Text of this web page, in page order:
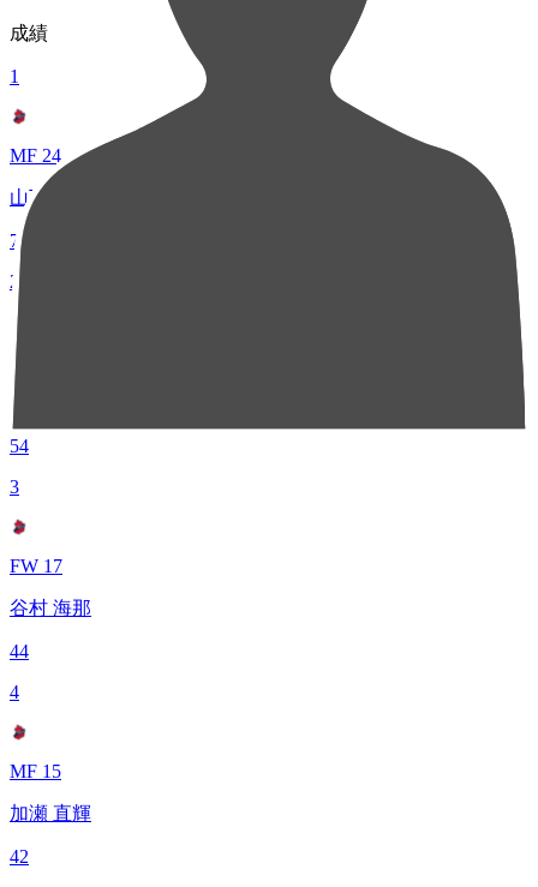
成績
1
MF 24
山下 優人
72
2
FW 7
中島 元彦
54
3
FW 17
谷村 海那
44
4
MF 15
加瀬 直輝
42